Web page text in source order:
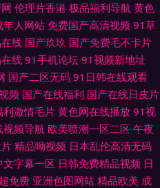
伦理片香港 极品福利导航 黄色
年人网站 免费国产高清视频 91草
线 国产玖玖 国产免费毛不卡片
线 91手机论坛 91视频新地址
国产二区无码 91日韩在线观看
频 国产在线福利 国产在线日皮片
利激情毛片 黄色网在线播放 91视
视频导航 欧美喷潮一区二区 午夜
精品呦视频 日本乱伦高清无码
文字幕一区 日韩免费精品视频 日
免费 亚洲色图网站 精品欧美 成